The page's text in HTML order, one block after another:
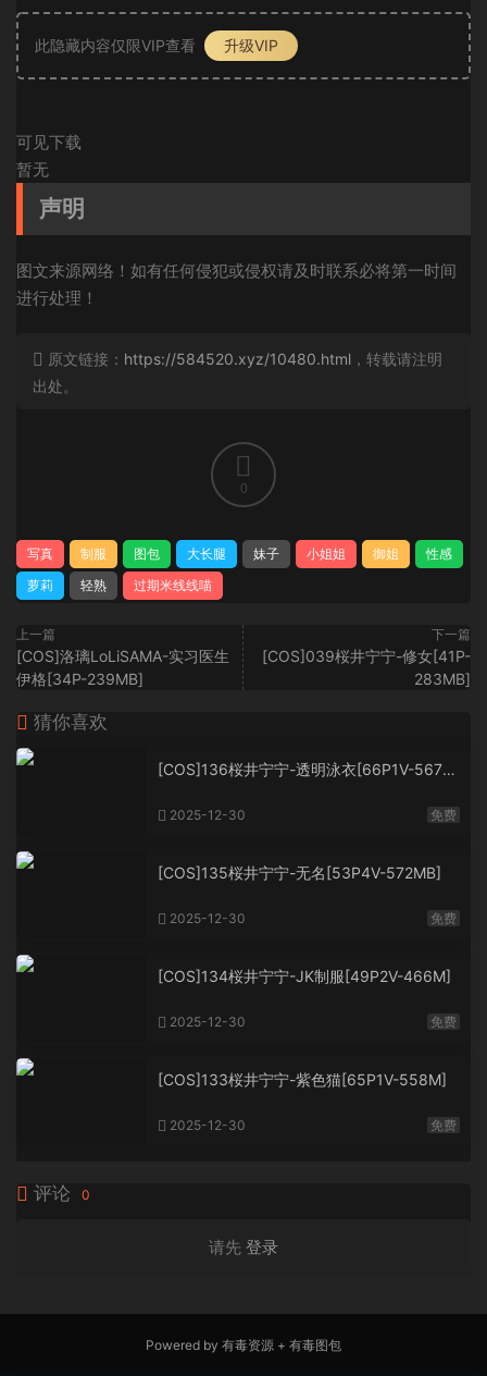
此隐藏内容仅限VIP查看 升级VIP
可见下载
暂无
声明
图文来源网络！如有任何侵犯或侵权请及时联系必将第一时间
进行处理！
原文链接： https://584520.xyz/10480.html ，转载请注明
出处。
0
写真 制服 图包 大长腿 妹子 小姐姐 御姐
性感
萝莉
轻熟 过期米线线喵
上一篇
[COS]洛璃LoLiSAMA-实习医生
伊格[34P-239MB]
下一篇
[COS]039桜井宁宁-修女[41P-
283MB]
猜你喜欢
[COS]136桜井宁宁-透明泳衣[66P1V-567M
2025-12-30 免费
[COS]135桜井宁宁-无名[53P4V-572MB]
2025-12-30 免费
[COS]134桜井宁宁-JK制服[49P2V-466M]
2025-12-30 免费
[COS]133桜井宁宁-紫色猫[65P1V-558M]
2025-12-30 免费
评论 0
请先 登录
Powered by 有毒资源 + 有毒图包